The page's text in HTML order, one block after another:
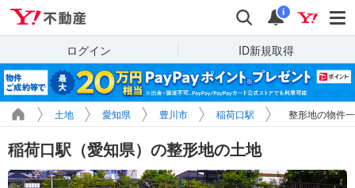
検索 通知
i
ログイン ID新規取得
土地 愛知県 豊川市 稲荷口駅 整形地の物件
稲荷口駅（愛知県）の整形地の土地